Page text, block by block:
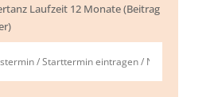
Laufzeit 12 Monate (Beitrag